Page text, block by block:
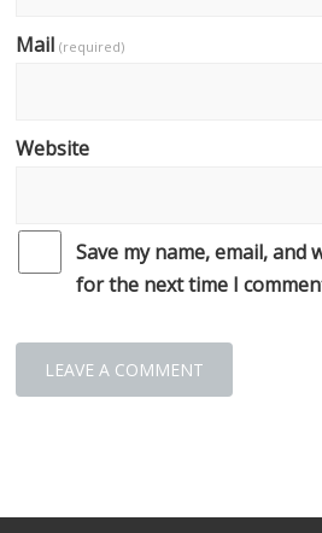
Mail(required)
Website
Save my name, email,
for the next time I